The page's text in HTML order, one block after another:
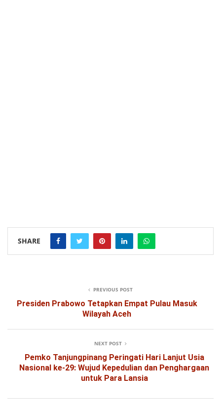
SHARE
PREVIOUS POST
Presiden Prabowo Tetapkan Empat Pulau Masuk
Wilayah Aceh
NEXT POST
Pemko Tanjungpinang Peringati Hari Lanjut Usia
Nasional ke-29: Wujud Kepedulian dan Penghargaan
untuk Para Lansia